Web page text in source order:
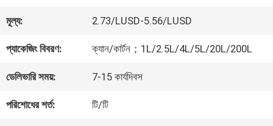
মান
নিয়ন্ত্রণ
আমাদের
মূল্য: 2.73/LUSD-5.56/LUSD
প্যাকেজিং বিবরণ: ক্যান/কার্টন；1L/2.5L/4L/5L/20L/200L
ডেলিভারি সময়: 7-15 কার্যদিবস
পরিশোধের শর্ত: টি/টি